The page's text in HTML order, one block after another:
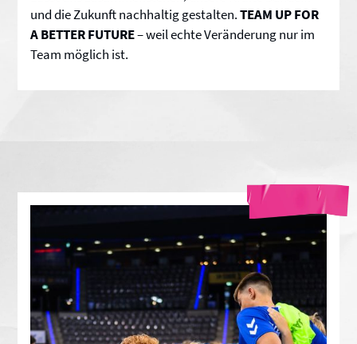
und die Zukunft nachhaltig gestalten.TEAM UP FOR
A BETTER FUTURE– weil echte Veränderung nur im
Team möglich ist.